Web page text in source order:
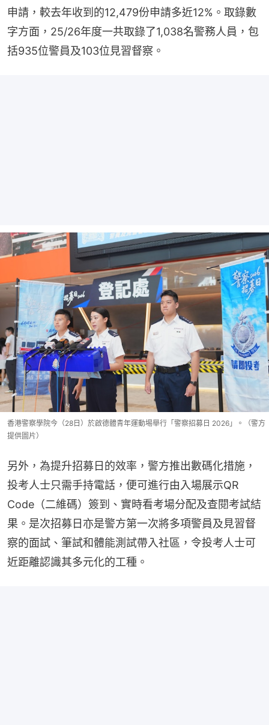
申請，較去年收到的12,479份申請多近12%。取錄數
字方面，25/26年度一共取錄了1,038名警務人員，包
括935位警員及103位見習督察。
香港警察學院今（28日）於啟德體青年運動埸舉行「警察招募日 2026」。（警方
提供圖片）
另外，為提升招募日的效率，警方推出數碼化措施，
投考人士只需手持電話，便可進行由入場展示QR
Code（二維碼）簽到、實時看考場分配及查閱考試結
果。是次招募日亦是警方第一次將多項警員及見習督
察的面試、筆試和體能測試帶入社區，令投考人士可
近距離認識其多元化的工種。